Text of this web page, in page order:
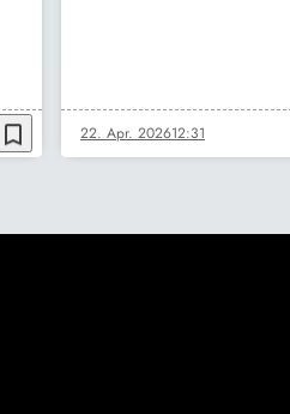
bookmark_border 22. Apr. 202612:31